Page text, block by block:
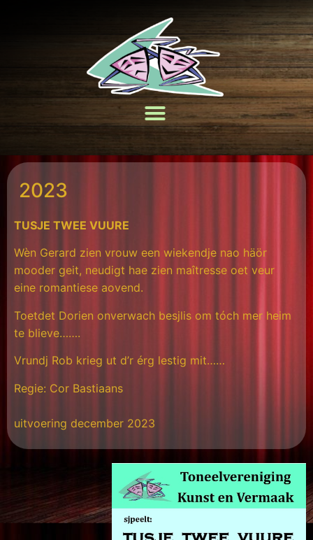
2023
TUSJE TWEE VUURE
Wèn Gerard zien vrouw een wiekendje nao häör
mooder geit, neudigt hae zien maîtresse oet veur
eine romantiese aovend.
Toetdet Dorien onverwach besjlis om tóch mer heim
te blieve…….
Vrundj Rob krieg ut d’r érg lestig mit……
Regie: Cor Bastiaans
uitvoering december 2023